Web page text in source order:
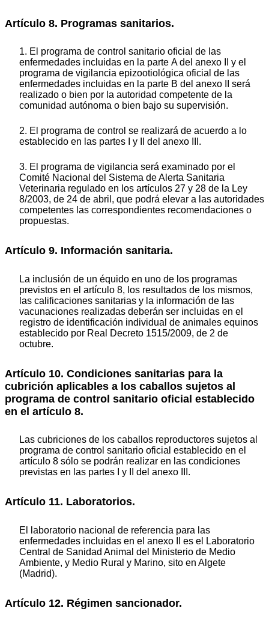
Artículo 8. Programas sanitarios.
1. El programa de control sanitario oficial de las
enfermedades incluidas en la parte A del anexo II y el
programa de vigilancia epizootiológica oficial de las
enfermedades incluidas en la parte B del anexo II será
realizado o bien por la autoridad competente de la
comunidad autónoma o bien bajo su supervisión.
2. El programa de control se realizará de acuerdo a lo
establecido en las partes I y II del anexo III.
3. El programa de vigilancia será examinado por el
Comité Nacional del Sistema de Alerta Sanitaria
Veterinaria regulado en los artículos 27 y 28 de la Ley
8/2003, de 24 de abril, que podrá elevar a las autoridades
competentes las correspondientes recomendaciones o
propuestas.
Artículo 9. Información sanitaria.
La inclusión de un équido en uno de los programas
previstos en el artículo 8, los resultados de los mismos,
las calificaciones sanitarias y la información de las
vacunaciones realizadas deberán ser incluidas en el
registro de identificación individual de animales equinos
establecido por Real Decreto 1515/2009, de 2 de
octubre.
Artículo 10. Condiciones sanitarias para la
cubrición aplicables a los caballos sujetos al
programa de control sanitario oficial establecido
en el artículo 8.
Las cubriciones de los caballos reproductores sujetos al
programa de control sanitario oficial establecido en el
artículo 8 sólo se podrán realizar en las condiciones
previstas en las partes I y II del anexo III.
Artículo 11. Laboratorios.
El laboratorio nacional de referencia para las
enfermedades incluidas en el anexo II es el Laboratorio
Central de Sanidad Animal del Ministerio de Medio
Ambiente, y Medio Rural y Marino, sito en Algete
(Madrid).
Artículo 12. Régimen sancionador.